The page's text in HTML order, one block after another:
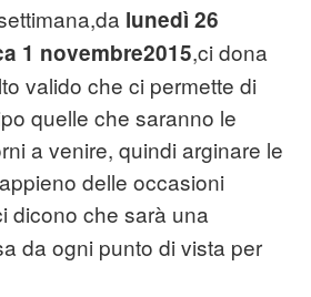
da lunedì 26
1 novembre2015,ci dona
valido che ci permette di
quelle che saranno le
a venire, quindi arginare le
delle occasioni
dicono che sarà una
da ogni punto di vista per